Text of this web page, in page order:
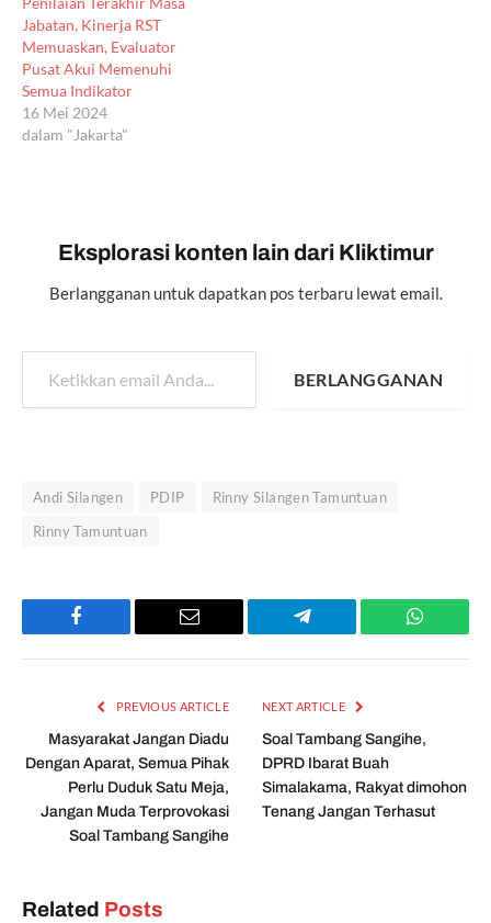
Jabatan, Kinerja RST
Memuaskan, Evaluator
Pusat Akui Memenuhi
Semua Indikator
16 Mei 2024
dalam "Jakarta"
Eksplorasi konten lain dari Kliktimur
Berlangganan untuk dapatkan pos terbaru lewat email.
Ketikkan email Anda...
BERLANGGANAN
Andi Silangen PDIP
Rinny Silangen Tamuntuan
Rinny Tamuntuan
Facebook Email Telegram
PREVIOUS ARTICLE
Masyarakat Jangan Diadu
Dengan Aparat, Semua Pihak
Perlu Duduk Satu Meja,
Jangan Muda Terprovokasi
Soal Tambang Sangihe
NEXT ARTICLE
Soal Tambang Sangihe,
DPRD Ibarat Buah
Simalakama, Rakyat dimohon
Tenang Jangan Terhasut
Related Posts